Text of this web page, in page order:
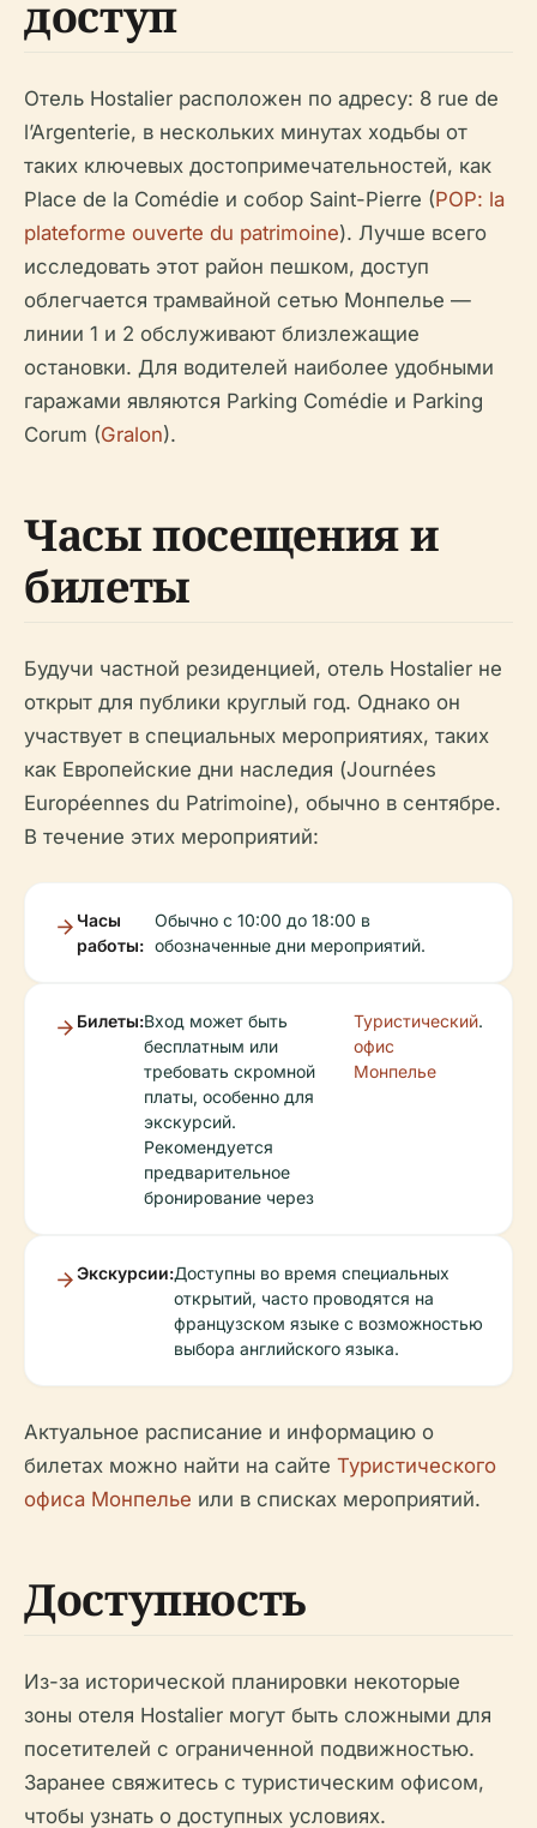
доступ
Отель Hostalier расположен по адресу: 8 rue de
l’Argenterie, в нескольких минутах ходьбы от
таких ключевых достопримечательностей, как
Place de la Comédie и собор Saint-Pierre (POP: la
plateforme ouverte du patrimoine). Лучше всего
исследовать этот район пешком, доступ
облегчается трамвайной сетью Монпелье —
линии 1 и 2 обслуживают близлежащие
остановки. Для водителей наиболее удобными
гаражами являются Parking Comédie и Parking
Corum (Gralon).
Часы посещения и
билеты
Будучи частной резиденцией, отель Hostalier не
открыт для публики круглый год. Однако он
участвует в специальных мероприятиях, таких
как Европейские дни наследия (Journées
Européennes du Patrimoine), обычно в сентябре.
В течение этих мероприятий:
Часы
работы:
Обычно с 10:00 до 18:00 в
обозначенные дни мероприятий.
Билеты:Вход может быть
бесплатным или
требовать скромной
платы, особенно для
экскурсий.
Рекомендуется
предварительное
бронирование через
Туристический
офис
Монпелье
.
Экскурсии:Доступны во время специальных
открытий, часто проводятся на
французском языке с возможностью
выбора английского языка.
Актуальное расписание и информацию о
билетах можно найти на сайте Туристического
офиса Монпелье или в списках мероприятий.
Доступность
Из-за исторической планировки некоторые
зоны отеля Hostalier могут быть сложными для
посетителей с ограниченной подвижностью.
Заранее свяжитесь с туристическим офисом,
чтобы узнать о доступных условиях.